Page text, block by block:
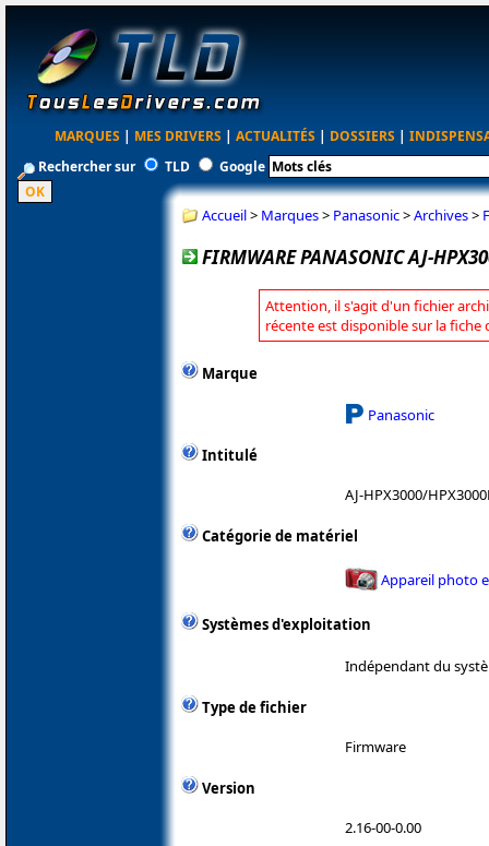
MARQUES | MES DRIVERS | ACTUALITÉS | DOSSIERS |
Rechercher sur
TLD Google
Accueil> Marques> Panasonic>Archives>
FIRMWARE PANASONIC AJ-
Attention, il s'agit d'un fichier
récente est disponible sur la fiche
Marque
Panasonic
Intitulé
AJ-HPX3000/
Catégorie de matériel
Appareil photo
Systèmes d'exploitation
Indépendant du
Type de fichier
Firmware
Version
2.16-00-0.00